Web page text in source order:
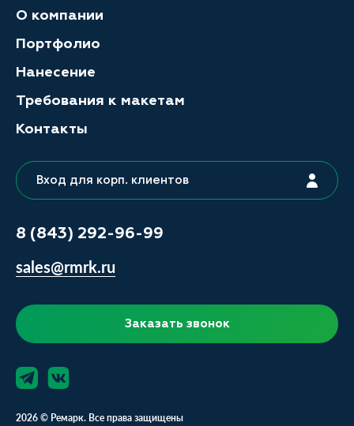
О компании
Портфолио
Нанесение
Требования к макетам
Контакты
Вход для корп. клиентов
8 (843) 292-96-99
sales@rmrk.ru
Заказать звонок
2026 © Ремарк. Все права защищены